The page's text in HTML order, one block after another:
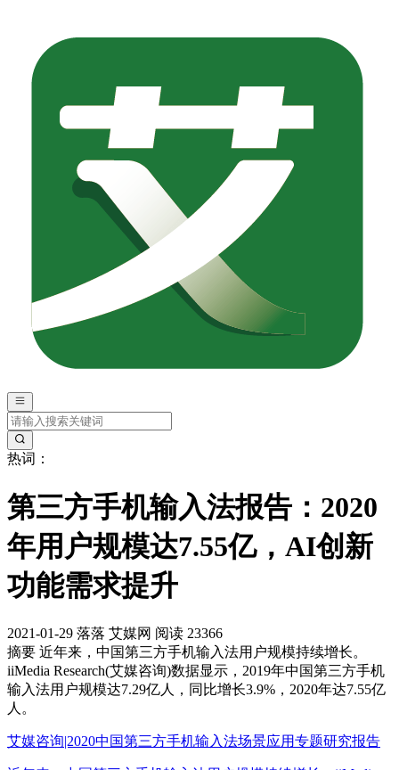
热词：
第三方手机输入法报告：2020
年用户规模达7.55亿，AI创新
功能需求提升
2021-01-29 落落 艾媒网 阅读 23366
摘要 近年来，中国第三方手机输入法用户规模持续增长。
iiMedia Research(艾媒咨询)数据显示，2019年中国第三方手机
输入法用户规模达7.29亿人，同比增长3.9%，2020年达7.55亿
人。
艾媒咨询|2020中国第三方手机输入法场景应用专题研究报告